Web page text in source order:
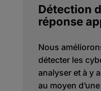
Détection
réponse
Nous
détecter les
analyser et à y
au moyen